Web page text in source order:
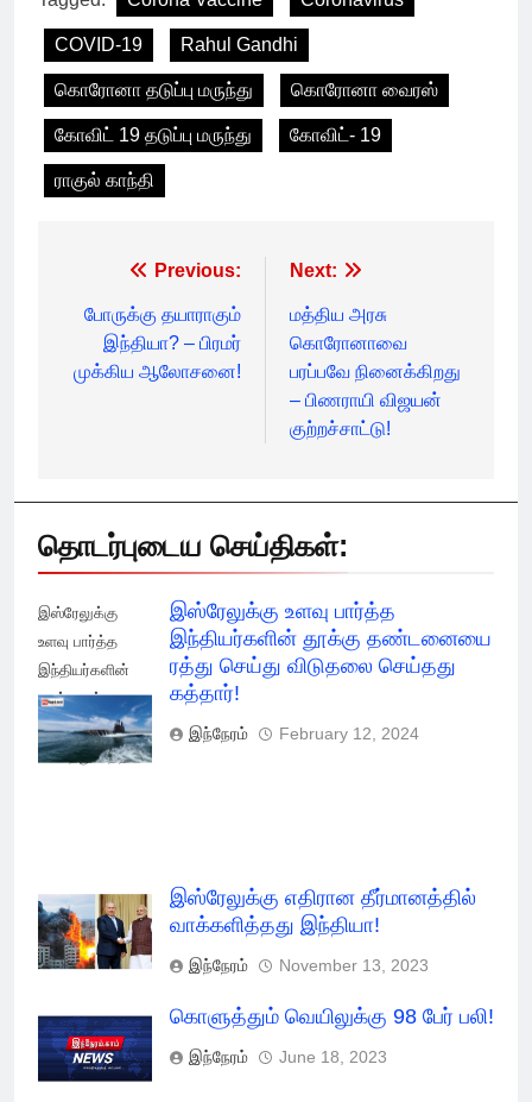
COVID-19 Rahul Gandhi
கொரோனா தடுப்பு மருந்து கொரோனா வைரஸ்
கோவிட் 19 தடுப்பு மருந்து கோவிட்- 19
ராகுல் காந்தி
navigation
Previous:
போருக்கு தயாராகும்
இந்தியா? – பிரமர்
முக்கிய ஆலோசனை!
Next:
மத்திய அரசு
கொரோனாவை
பரப்பவே நினைக்கிறது
– பிணராயி விஜயன்
குற்றச்சாட்டு!
தொடர்புடைய செய்திகள்:
இஸ்ரேலுக்கு
உளவு பார்த்த
இந்தியர்களின்
தூக்கு ரத்து
செய்து விடுதலை
செய்தது கத்தார்!
இஸ்ரேலுக்கு உளவு பார்த்த
இந்தியர்களின் தூக்கு தண்டனையை
ரத்து செய்து விடுதலை செய்தது
கத்தார்!
இந்நேரம் February 12, 2024
இஸ்ரேலுக்கு எதிரான தீர்மானத்தில்
வாக்களித்தது இந்தியா!
இந்நேரம் November 13, 2023
கொளுத்தும் வெயிலுக்கு 98 பேர் பலி!
இந்நேரம் June 18, 2023